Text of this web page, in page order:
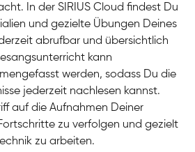
In der SIRIUS Cloud findest Du
und gezielte Übungen Deines
abrufbar und übersichtlich
kann
werden, sodass Du die
jederzeit nachlesen kannst.
auf die Aufnahmen Deiner
zu verfolgen und gezielt
zu arbeiten.